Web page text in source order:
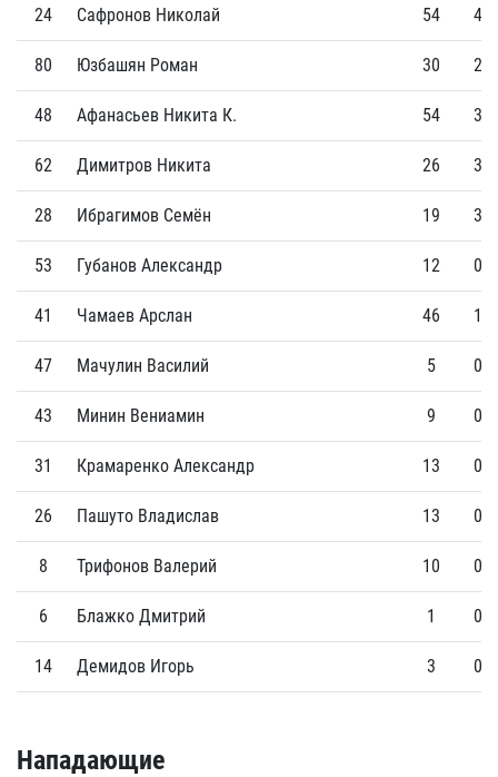
24 Сафронов Николай 54 4
80 Юзбашян Роман 30 2
48 Афанасьев Никита К. 54 3
62 Димитров Никита 26 3
28 Ибрагимов Семён 19 3
53 Губанов Александр 12 0
41 Чамаев Арслан 46 1
47 Мачулин Василий 5 0
43 Минин Вениамин 9 0
31 Крамаренко Александр 13 0
26 Пашуто Владислав 13 0
8 Трифонов Валерий 10 0
6 Блажко Дмитрий 1 0
14 Демидов Игорь 3 0
Нападающие